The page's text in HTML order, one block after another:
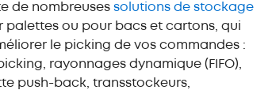
de nombreuses solutions de stockage
palettes ou pour bacs et cartons, qui
le picking de vos commandes :
rayonnages dynamique (FIFO),
push-back, transstockeurs,